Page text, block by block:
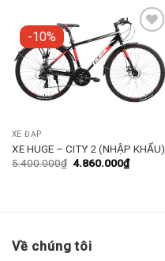
-10%
Add to
wishlist
XE ĐẠP
XE HUGE – CITY 2 (NHẬP KHẨU)
5.400.000₫ 4.860.000₫
Về chúng tôi